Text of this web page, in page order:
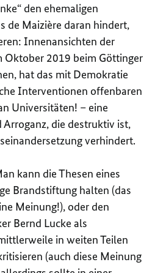
den ehemaligen
de Maizière daran hindert,
Innenansichten der
Oktober 2019 beim Göttinger
hat das mit Demokratie
Interventionen offenbaren
Universitäten! – eine
die destruktiv ist,
verhindert.
kann die Thesen eines
Brandstiftung halten (das
Meinung!), oder den
Bernd Lucke als
in weiten Teilen
(auch diese Meinung